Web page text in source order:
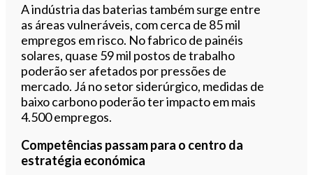
A indústria das baterias também surge entre
as áreas vulneráveis, com cerca de 85 mil
empregos em risco. No fabrico de painéis
solares, quase 59 mil postos de trabalho
poderão ser afetados por pressões de
mercado. Já no setor siderúrgico, medidas de
baixo carbono poderão ter impacto em mais
4.500 empregos.
Competências passam para o centro da
estratégia económica